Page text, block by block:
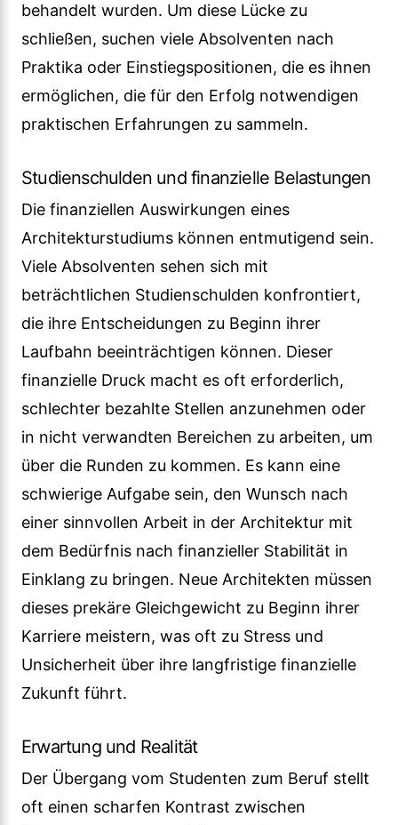
behandelt wurden. Um diese Lücke zu
schließen, suchen viele Absolventen nach
Praktika oder Einstiegspositionen, die es ihnen
ermöglichen, die für den Erfolg notwendigen
praktischen Erfahrungen zu sammeln.
Studienschulden und finanzielle Belastungen
Die finanziellen Auswirkungen eines
Architekturstudiums können entmutigend sein.
Viele Absolventen sehen sich mit
beträchtlichen Studienschulden konfrontiert,
die ihre Entscheidungen zu Beginn ihrer
Laufbahn beeinträchtigen können. Dieser
finanzielle Druck macht es oft erforderlich,
schlechter bezahlte Stellen anzunehmen oder
in nicht verwandten Bereichen zu arbeiten, um
über die Runden zu kommen. Es kann eine
schwierige Aufgabe sein, den Wunsch nach
einer sinnvollen Arbeit in der Architektur mit
dem Bedürfnis nach finanzieller Stabilität in
Einklang zu bringen. Neue Architekten müssen
dieses prekäre Gleichgewicht zu Beginn ihrer
Karriere meistern, was oft zu Stress und
Unsicherheit über ihre langfristige finanzielle
Zukunft führt.
Erwartung und Realität
Der Übergang vom Studenten zum Beruf stellt
oft einen scharfen Kontrast zwischen